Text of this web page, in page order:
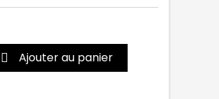
7011)
 Ajouter au panier